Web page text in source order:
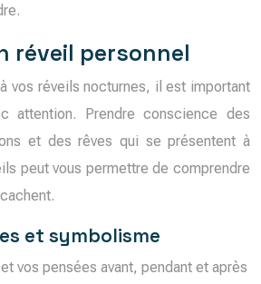
réveil personnel
vos réveils nocturnes, il est important
attention. Prendre conscience des
et des rêves qui se présentent à
peut vous permettre de comprendre
et symbolisme
vos pensées avant, pendant et après